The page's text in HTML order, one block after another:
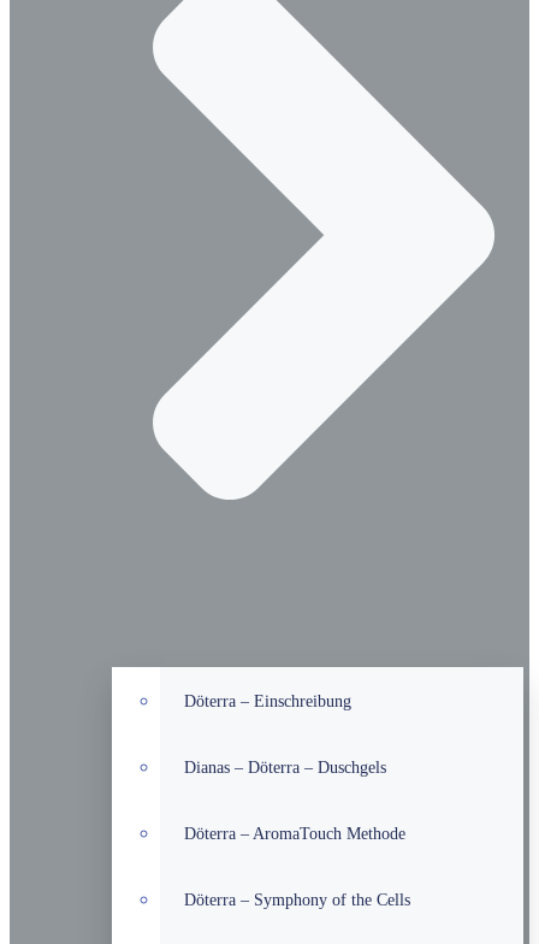
Döterra – Einschreibung
Dianas – Döterra – Duschgels
Döterra – AromaTouch Methode
Döterra – Symphony of the Cells